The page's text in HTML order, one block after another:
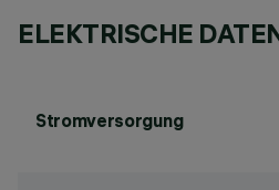
ELEKTRISCHE
Stromversorgung